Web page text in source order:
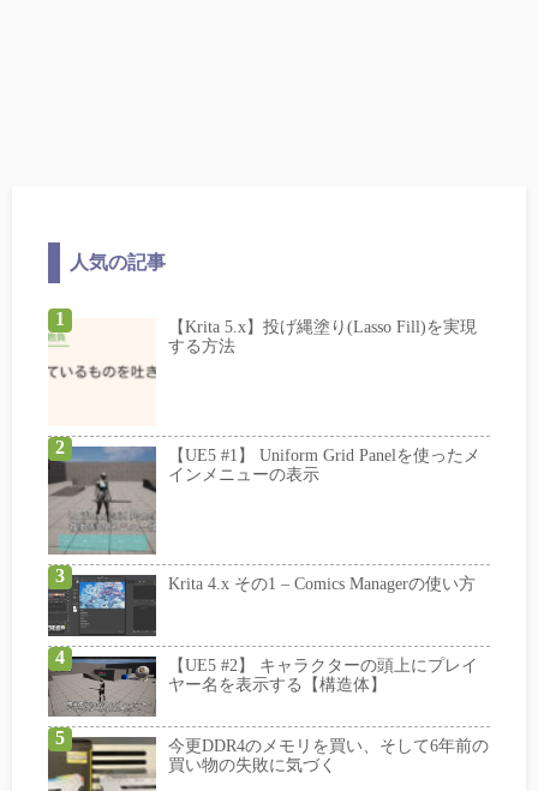
人気の記事
【Krita 5.x】投げ縄塗り(Lasso Fill)を実現
する方法
【UE5 #1】 Uniform Grid Panelを使ったメ
インメニューの表示
Krita 4.x その1 – Comics Managerの使い方
【UE5 #2】 キャラクターの頭上にプレイ
ヤー名を表示する【構造体】
今更DDR4のメモリを買い、そして6年前の
買い物の失敗に気づく